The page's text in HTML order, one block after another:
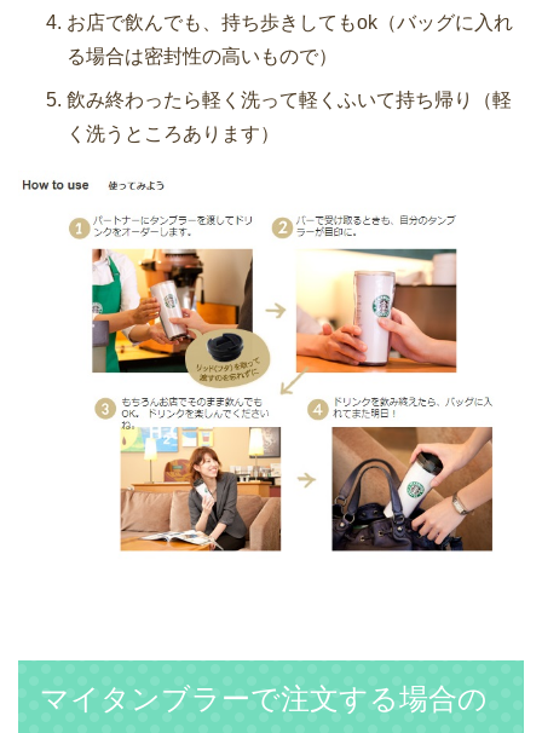
お店で飲んでも、持ち歩きしてもok（バッグに入れ
る場合は密封性の高いもので）
飲み終わったら軽く洗って軽くふいて持ち帰り（軽
く洗うところあります）
マイタンブラーで注文する場合の